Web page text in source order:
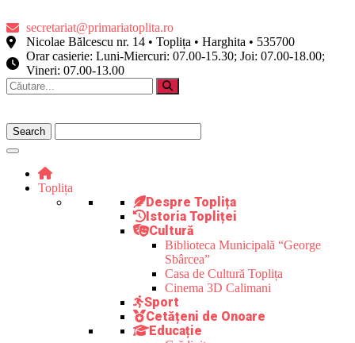
secretariat@primariatoplita.ro
Nicolae Bălcescu nr. 14 • Toplița • Harghita • 535700
Orar casierie: Luni-Miercuri: 07.00-15.30; Joi: 07.00-18.00;
Vineri: 07.00-13.00
Toplița
Despre Toplița
Istoria Topliței
Cultură
Biblioteca Municipală “George
Sbârcea”
Casa de Cultură Toplița
Cinema 3D Calimani
Sport
Cetățeni de Onoare
Educație